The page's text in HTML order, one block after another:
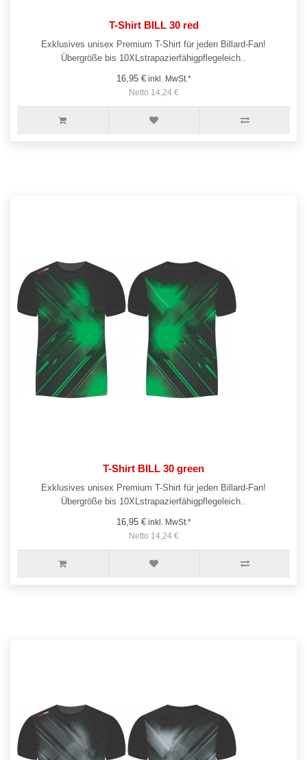
T-Shirt BILL 30 red
Exklusives unisex Premium T-Shirt für jeden Billard-Fan!
Übergröße bis 10XLstrapazierfähigpflegeleich..
16,95 €inkl. MwSt.*
Netto 14,24 €
T-Shirt BILL 30 green
Exklusives unisex Premium T-Shirt für jeden Billard-Fan!
Übergröße bis 10XLstrapazierfähigpflegeleich..
16,95 €inkl. MwSt.*
Netto 14,24 €